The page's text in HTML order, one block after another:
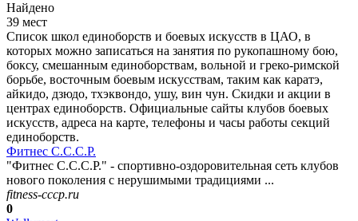
Найдено
39 мест
Список школ единоборств и боевых искусств в ЦАО, в
которых можно записаться на занятия по рукопашному бою,
боксу, смешанным единоборствам, вольной и греко-римской
борьбе, восточным боевым искусствам, таким как каратэ,
айкидо, дзюдо, тхэквондо, ушу, вин чун. Скидки и акции в
центрах единоборств. Официальные сайты клубов боевых
искусств, адреса на карте, телефоны и часы работы секций
единоборств.
Фитнес С.С.С.Р.
"Фитнес С.С.С.Р." - спортивно-оздоровительная сеть клубов
нового поколения с нерушимыми традициями ...
fitness-cccp.ru
0